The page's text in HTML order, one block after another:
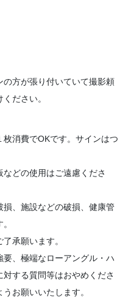
方が張り付いていて撮影頼
ださい。
枚消費でOKです。サインはつ
などの使用はご遠慮くださ
損、施設などの破損、健康管
了承願います。
要、極端なローアングル・ハ
する質問等はおやめくださ
うお願いいたします。